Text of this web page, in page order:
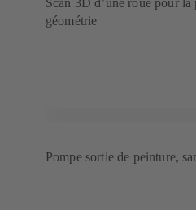
géométrie
Pompe sortie de peinture,